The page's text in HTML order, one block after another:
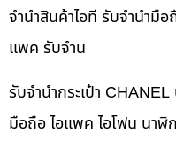
จำนำสินค้าไอที รับจำนำมื
แพค รับจำน
รับจำนำกระเป๋า
มือถือ ไอแพค ไอโฟน นาฬิ